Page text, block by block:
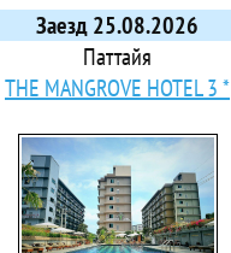
Заезд 25.08.2026
Паттайя
THE MANGROVE HOTEL 3 *